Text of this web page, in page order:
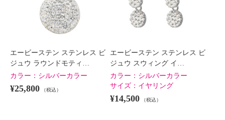
エービーステン ステンレス ビ
ジュウ ラウンドモティ…
カラー： シルバーカラー
¥25,800 （税込）
エービーステン ステンレス ビ
ジュウ スウィング イ…
カラー： シルバーカラー
サイズ： イヤリング
¥14,500 （税込）